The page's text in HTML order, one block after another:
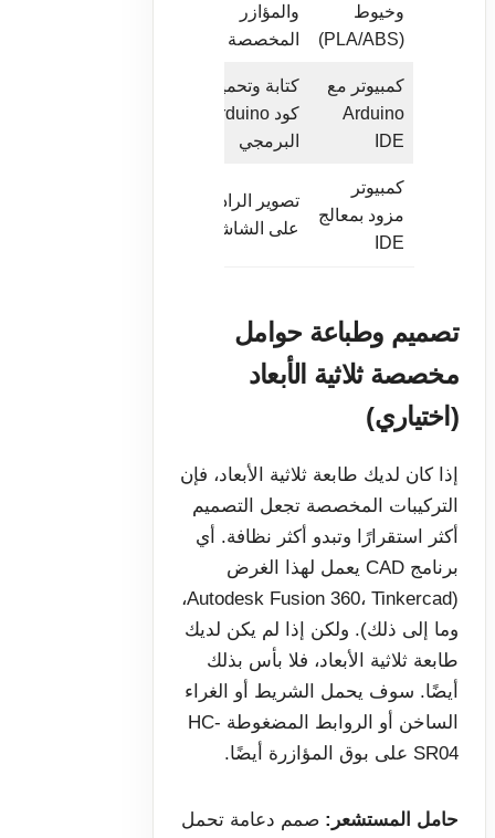
وخيوط
(PLA/ABS)
والمؤازر
المخصصة
كمبيوتر مع
Arduino
IDE
كتابة وتحميل
كود Arduino
البرمجي
كمبيوتر
مزود بمعالج
IDE
تصوير الرادار
على الشاشة
تصميم وطباعة حوامل
مخصصة ثلاثية الأبعاد
(اختياري)
إذا كان لديك طابعة ثلاثية الأبعاد، فإن
التركيبات المخصصة تجعل التصميم
أكثر استقرارًا وتبدو أكثر نظافة. أي
برنامج CAD يعمل لهذا الغرض
(Autodesk Fusion 360، Tinkercad،
وما إلى ذلك). ولكن إذا لم يكن لديك
طابعة ثلاثية الأبعاد، فلا بأس بذلك
أيضًا. سوف يحمل الشريط أو الغراء
الساخن أو الروابط المضغوطة HC-
SR04 على بوق المؤازرة أيضًا.
حامل المستشعر: صمم دعامة تحمل